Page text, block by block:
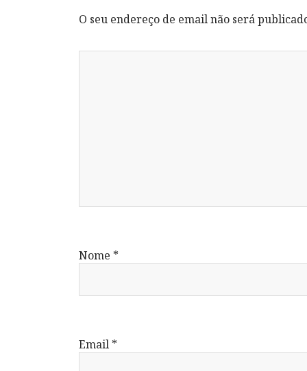
O seu endereço de email não será
Nome *
Email *